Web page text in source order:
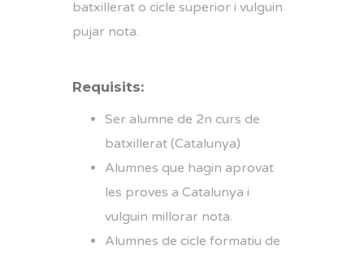
batxillerat o cicle superior i vulguin
pujar nota.
Requisits:
Ser alumne de 2n curs de
batxillerat (Catalunya)
Alumnes que hagin aprovat
les proves a Catalunya i
vulguin millorar nota.
Alumnes de cicle formatiu de